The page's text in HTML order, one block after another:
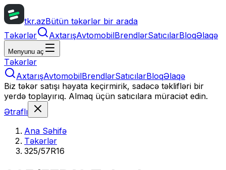
tkr.azBütün təkərlər bir arada
Təkərlər
AxtarışAvtomobilBrendlərSatıcılarBloqƏlaqə
Menyunu aç
Təkərlər
AxtarışAvtomobilBrendlərSatıcılarBloqƏlaqə
Biz təkər satışı həyata keçirmirik, sadəcə təklifləri bir
yerdə toplayırıq. Almaq üçün satıcılara müraciət edin.
Ətraflı
Ana Səhifə
Təkərlər
325/57R16